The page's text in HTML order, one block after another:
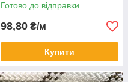
Готово до відправки
98,80 ₴/м
Купити